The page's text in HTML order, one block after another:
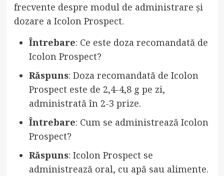
frecvente despre modul de administrare și
dozare a Icolon Prospect.
Întrebare: Ce este doza recomandată de
Icolon Prospect?
Răspuns: Doza recomandată de Icolon
Prospect este de 2,4-4,8 g pe zi,
administrată în 2-3 prize.
Întrebare: Cum se administrează Icolon
Prospect?
Răspuns: Icolon Prospect se
administrează oral, cu apă sau alimente.